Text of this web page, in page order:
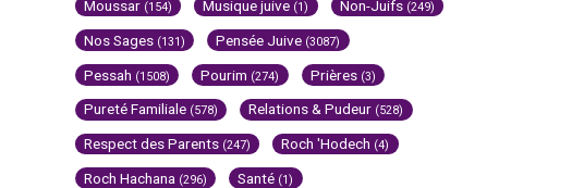
Moussar (154) Musique juive (1) Non-Juifs (249)
Nos Sages (131) Pensée Juive (3087)
Pessah (1508) Pourim (274) Prières (3)
Pureté Familiale (578) Relations & Pudeur (528)
Respect des Parents (247) Roch 'Hodech (4)
Roch Hachana (296) Santé (1)